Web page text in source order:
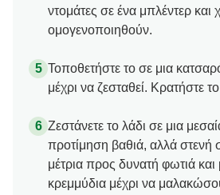
ντομάτες σε ένα μπλέντερ και
ομογενοποιηθούν.
Τοποθετήστε το σε μια
μέχρι να ζεσταθεί. Κρατήστε
Ζεστάνετε το λάδι σε μια
προτίμηση βαθιά, αλλά στενή
μέτρια προς δυνατή φωτιά και
κρεμμύδια μέχρι να